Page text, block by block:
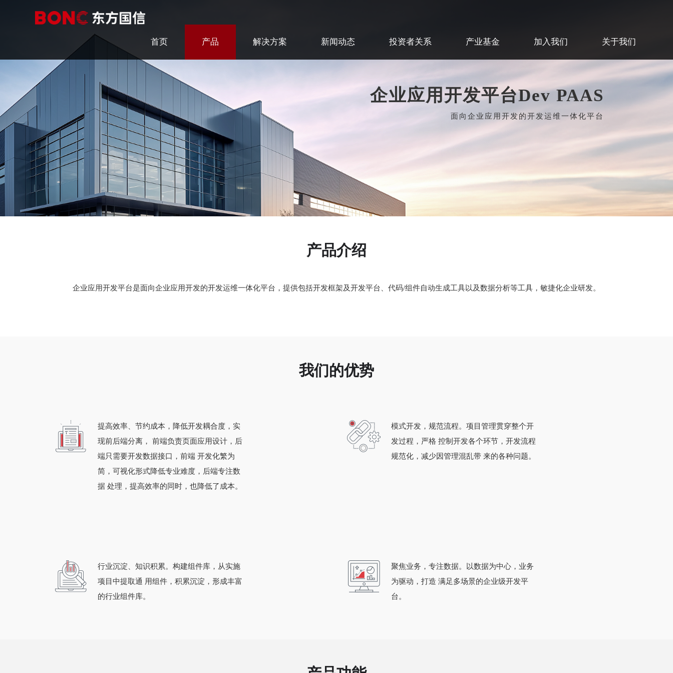
首页 产品 解决方案 新闻动态 投资者关系 产业基金 加入我们 关于我们
企业应用开发平台Dev PAAS
面向企业应用开发的开发运维一体化平台
产品介绍
企业应用开发平台是面向企业应用开发的开发运维一体化平台，提供包括开发框架及开发平台、代码/组件自动生成工具以及数据分析等工具，敏捷化企业研发。
我们的优势
提高效率、节约成本，降低开发耦合度，实
现前后端分离， 前端负责页面应用设计，后
端只需要开发数据接口，前端 开发化繁为
简，可视化形式降低专业难度，后端专注数
据 处理，提高效率的同时，也降低了成本。
模式开发，规范流程。项目管理贯穿整个开
发过程，严格 控制开发各个环节，开发流程
规范化，减少因管理混乱带 来的各种问题。
行业沉淀、知识积累。构建组件库，从实施
项目中提取通 用组件，积累沉淀，形成丰富
的行业组件库。
聚焦业务，专注数据。以数据为中心，业务
为驱动，打造 满足多场景的企业级开发平
台。